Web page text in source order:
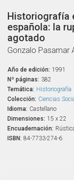
Historiografía
española: la
agotado
Gonzalo Pasamar
Año de edición: 1991
Nº páginas: 382
Temática: Historiografía
Colección: Ciencias
Idioma: Castellano
Dimensiones: 15 x 22
Encuadernación:
ISBN: 84-7733-274-6